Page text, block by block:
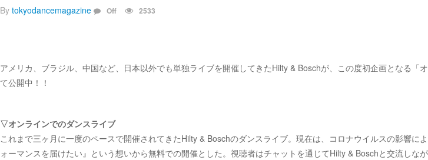
By tokyodancemagazine Off 2533
アメリカ、ブラジル、中国など、日本以外でも単独ライブを開催してきたHilty & Boschが、この度初企画となる
て公開中！！
▽オンラインでのダンスライブ
これまで三ヶ月に一度のペースで開催されてきたHilty & Boschのダンスライブ。現在は、コロナウイルスの影響
ォーマンスを届けたい』という想いから無料での開催とした。視聴者はチャットを通じてHilty & Boschと交流しな